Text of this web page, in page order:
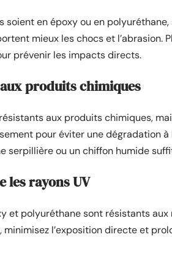
soient en époxy ou en
mieux les chocs et l’abrasion.
prévenir les impacts directs.
produits chimiques
aux produits chimiques,
pour éviter une dégradation
serpillière ou un chiffon humide
les rayons UV
et polyuréthane sont résistants
minimisez l’exposition directe et